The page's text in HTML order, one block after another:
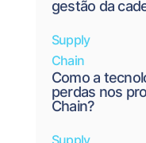
gestão da
Supply
Chain
Como a
perdas nos
Chain?